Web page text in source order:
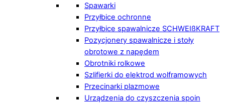
Spawarki
Przyłbice ochronne
Przyłbice spawalnicze SCHWEIßKRAFT
Pozycjonery spawalnicze i stoły
obrotowe z napędem
Obrotniki rolkowe
Szlifierki do elektrod wolframowych
Przecinarki plazmowe
Urządzenia do czyszczenia spoin